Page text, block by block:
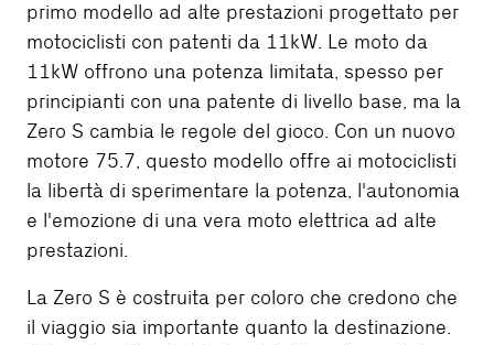
primo modello ad alte prestazioni progettato per
motociclisti con patenti da 11kW. Le moto da
11kW offrono una potenza limitata, spesso per
principianti con una patente di livello base, ma la
Zero S cambia le regole del gioco. Con un nuovo
motore 75.7, questo modello offre ai motociclisti
la libertà di sperimentare la potenza, l'autonomia
e l'emozione di una vera moto elettrica ad alte
prestazioni.
La Zero S è costruita per coloro che credono che
il viaggio sia importante quanto la destinazione.